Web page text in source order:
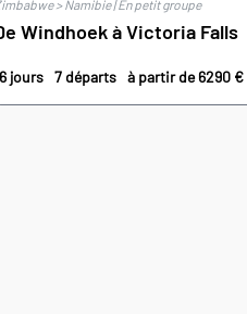
> Namibie | En petit groupe
Windhoek à Victoria Falls
jours 7 départs à partir de6290€